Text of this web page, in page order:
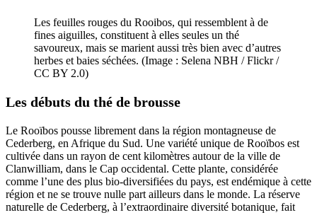
Les feuilles rouges du Rooibos, qui ressemblent à de
fines aiguilles, constituent à elles seules un thé
savoureux, mais se marient aussi très bien avec d’autres
herbes et baies séchées. (Image : Selena NBH / Flickr /
CC BY 2.0)
Les débuts du thé de brousse
Le Rooïbos pousse librement dans la région montagneuse de
Cederberg, en Afrique du Sud. Une variété unique de Rooïbos est
cultivée dans un rayon de cent kilomètres autour de la ville de
Clanwilliam, dans le Cap occidental. Cette plante, considérée
comme l’une des plus bio-diversifiées du pays, est endémique à cette
région et ne se trouve nulle part ailleurs dans le monde. La réserve
naturelle de Cederberg, à l’extraordinaire diversité botanique, fait